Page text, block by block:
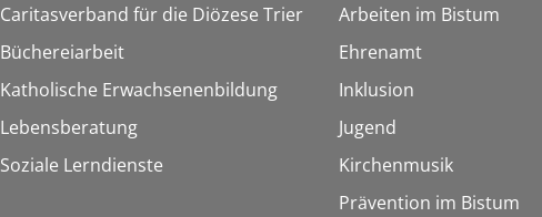
Caritasverband für die Diözese Trier
Büchereiarbeit
Katholische Erwachsenenbildung
Lebensberatung
Soziale Lerndienste
Arbeiten im Bistum
Ehrenamt
Inklusion
Jugend
Kirchenmusik
Prävention im Bistum